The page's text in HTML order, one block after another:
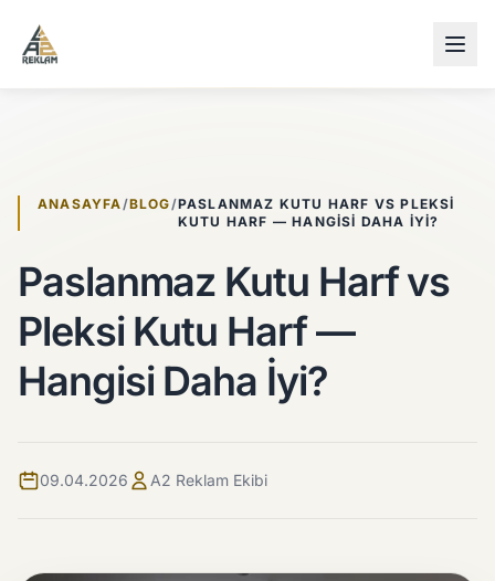
ANASAYFA/BLOG/PASLANMAZ KUTU HARF VS PLEKSI
KUTU HARF — HANGISI DAHA İYI?
Paslanmaz Kutu Harf vs
Pleksi Kutu Harf —
Hangisi Daha İyi?
09.04.2026 A2 Reklam Ekibi